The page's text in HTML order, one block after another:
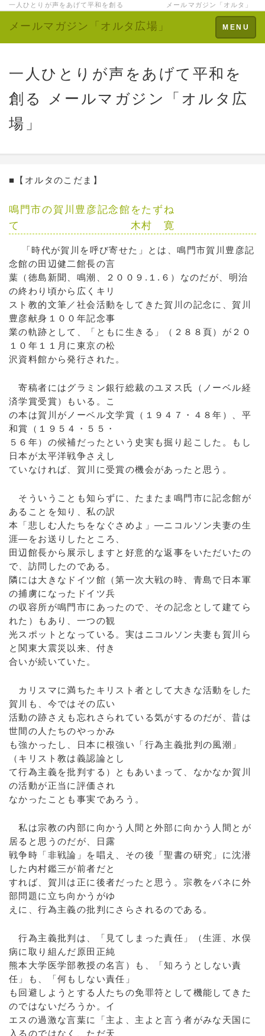
一人ひとりが声をあげて平和を創る メールマガジン「オルタ」
Toggle
navigation
MENU
メールマガジン「オルタ広場」
一人ひとりが声をあげて平和を
創る メールマガジン「オルタ広
場」
■【オルタのこだま】
鳴門市の賀川豊彦記念館をたずね
て 木村 寛
「時代が賀川を呼び寄せた」とは、鳴門市賀川豊彦記
念館の田辺健二館長の言
葉（徳島新聞、鳴潮、２００９.１.６）なのだが、明治
の終わり頃から広くキリ
スト教的文筆／社会活動をしてきた賀川の記念に、賀川
豊彦献身１００年記念事
業の軌跡として、「ともに生きる」（２８８頁）が２０
１０年１１月に東京の松
沢資料館から発行された。
寄稿者にはグラミン銀行総裁のユヌス氏（ノーベル経
済学賞受賞）もいる。こ
の本は賀川がノーベル文学賞（１９４７・４８年）、平
和賞（１９５４・５５・
５６年）の候補だったという史実も掘り起こした。もし
日本が太平洋戦争さえし
ていなければ、賀川に受賞の機会があったと思う。
そういうことも知らずに、たまたま鳴門市に記念館が
あることを知り、私の訳
本「悲しむ人たちをなぐさめよ」―ニコルソン夫妻の生
涯―をお送りしたところ、
田辺館長から展示しますと好意的な返事をいただいたの
で、訪問したのである。
隣には大きなドイツ館（第一次大戦の時、青島で日本軍
の捕虜になったドイツ兵
の収容所が鳴門市にあったので、その記念として建てら
れた）もあり、一つの観
光スポットとなっている。実はニコルソン夫妻も賀川ら
と関東大震災以来、付き
合いが続いていた。
カリスマに満ちたキリスト者として大きな活動をした
賀川も、今ではその広い
活動の跡さえも忘れさられている気がするのだが、昔は
世間の人たちのやっかみ
も強かったし、日本に根強い「行為主義批判の風潮」
（キリスト教は義認論とし
て行為主義を批判する）ともあいまって、なかなか賀川
の活動が正当に評価され
なかったことも事実であろう。
私は宗教の内部に向かう人間と外部に向かう人間とが
居ると思うのだが、日露
戦争時「非戦論」を唱え、その後「聖書の研究」に沈潜
した内村鑑三が前者だと
すれば、賀川は正に後者だったと思う。宗教をバネに外
部問題に立ち向かうがゆ
えに、行為主義の批判にさらされるのである。
行為主義批判は、「見てしまった責任」（生涯、水俣
病に取り組んだ原田正純
熊本大学医学部教授の名言）も、「知ろうとしない責
任」も、「何もしない責任」
も回避しようとする人たちの免罪符として機能してきた
のではないだろうか。イ
エスの過激な言葉に「主よ、主よと言う者がみな天国に
入るのではなく、ただ天